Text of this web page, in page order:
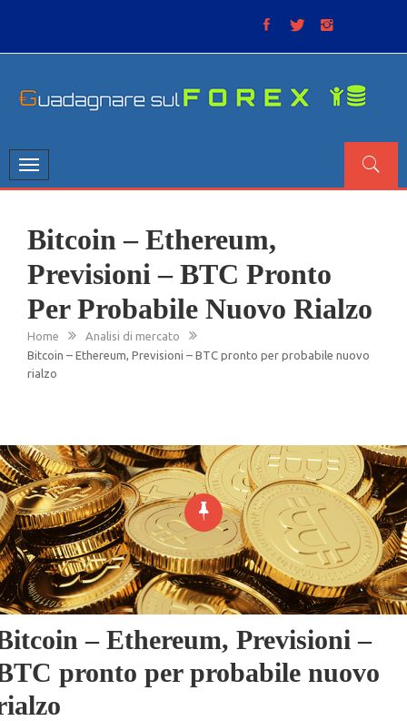
Toggle
navigation
Bitcoin – Ethereum,
Previsioni – BTC Pronto
Per Probabile Nuovo Rialzo
Home
Analisi di mercato
Bitcoin – Ethereum, Previsioni – BTC pronto per probabile nuovo
rialzo
– Ethereum, Previsioni –
pronto per probabile nuovo